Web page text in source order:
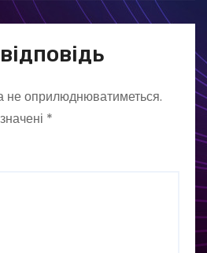
оприлюднюватиметься.
*